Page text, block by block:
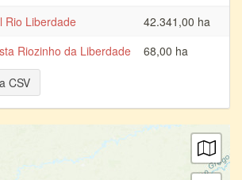
Rio Liberdade
42.341,00 ha
Riozinho da Liberdade
68,00 ha
CSV